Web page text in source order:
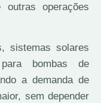
operações
sistemas solares
bombas de
a demanda de
sem depender